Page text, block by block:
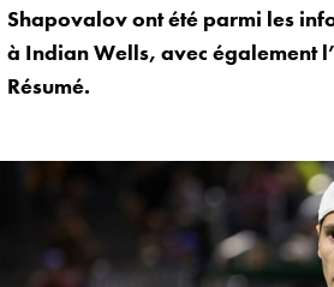
Shapovalov ont été parmi les
à Indian Wells, avec également
Résumé.